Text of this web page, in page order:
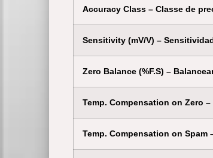
Accuracy Class – Classe de
Sensitivity (mV/V) –
Zero Balance (%F.S) –
Temp. Compensation on Zero
Temp. Compensation on Spam